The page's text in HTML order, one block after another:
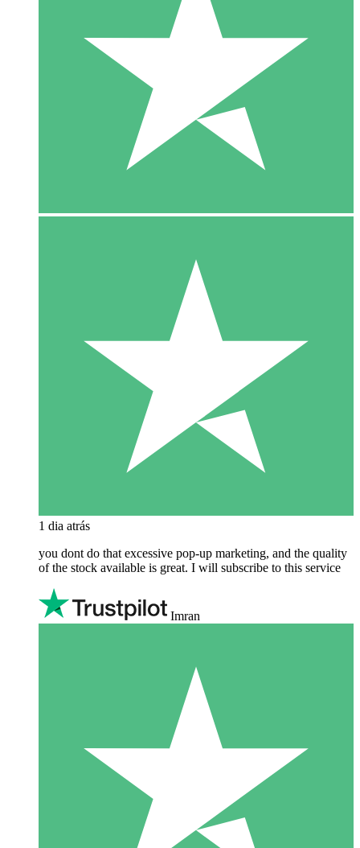
1 dia atrás
you dont do that excessive pop-up marketing, and the quality
of the stock available is great. I will subscribe to this service
Imran